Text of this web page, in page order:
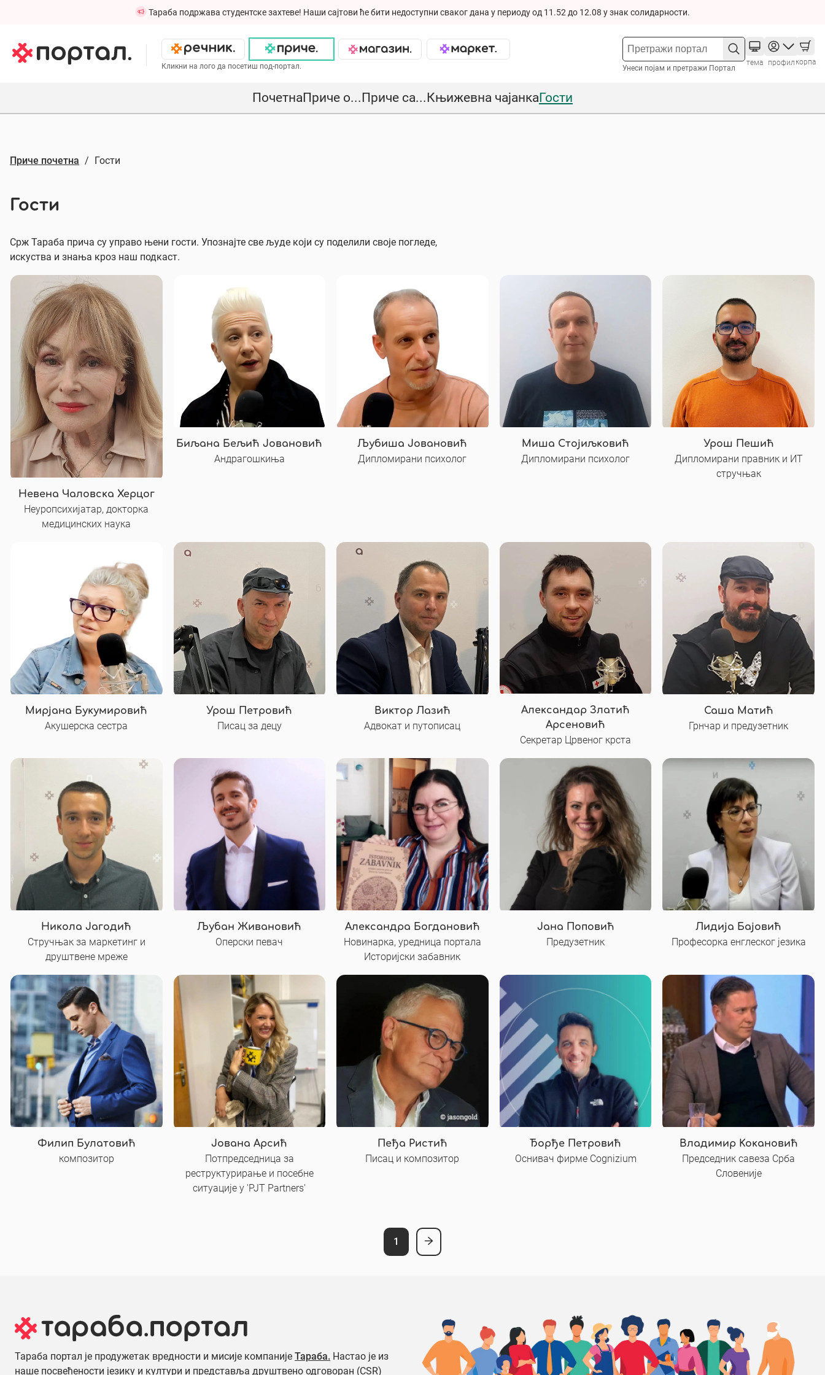
Тараба подржава студентске захтеве! Наши сајтови ће бити недоступни сваког дана у периоду од 11.52 до 12.08 у знак солидарности.
Кликни на лого да посетиш под-портал. Унеси појам и претражи Портал
тема профил корпа
ПочетнаПриче о...Приче са...Књижевна чајанкаГости
Приче почетна Гости
Гости
Срж Тараба прича су управо њени гости. Упознајте све људе који су поделили своје погледе,
искуства и знања кроз наш подкаст.
Невена Чаловска Херцог
Неуропсихијатар, докторка
медицинских наука
Биљана Бељић Јовановић
Андрагошкиња
Љубиша Јовановић
Дипломирани психолог
Миша Стојиљковић
Дипломирани психолог
Урош Пешић
Дипломирани правник и ИТ
стручњак
Мирјана Букумировић
Акушерска сестра
Урош Петровић
Писац за децу
Виктор Лазић
Адвокат и путописац
Александар Златић
Арсеновић
Секретар Црвеног крста
Саша Матић
Грнчар и предузетник
Никола Јагодић
Стручњак за маркетинг и
друштвене мреже
Љубан Живановић
Оперски певач
Александра Богдановић
Новинарка, уредница портала
Историјски забавник
Јана Поповић
Предузетник
Лидија Бајовић
Професорка енглеског језика
Филип Булатовић
композитор
Јована Арсић
Потпредседница за
реструктурирање и посебне
ситуације у 'PJT Partners'
Пеђа Ристић
Писац и композитор
Ђорђе Петровић
Оснивач фирме Cognizium
Владимир Кокановић
Председник савеза Срба
Словеније
1
Тараба портал је продужетак вредности и мисије компаније Тараба. Настао је из
наше посвећености језику и култури и представља друштвено одговоран (CSR)